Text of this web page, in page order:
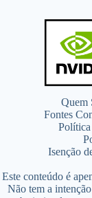
Quem
Fontes
Isenção
Este conteúdo é
Não tem a